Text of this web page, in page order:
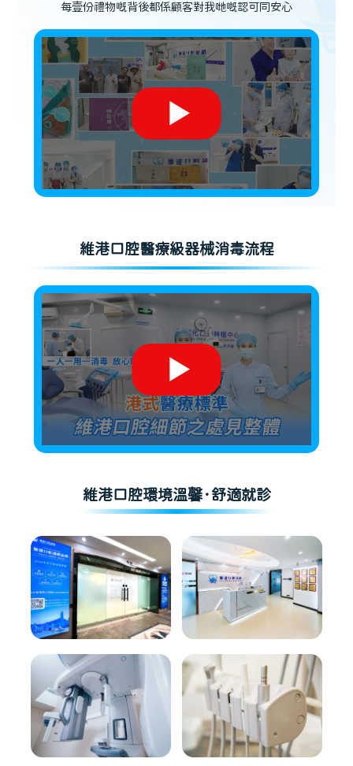
每壹份禮物嘅背後都係顧客對我哋嘅認可同安心
維港口腔醫療級器械消毒流程
維港口腔環境溫馨·舒適就診